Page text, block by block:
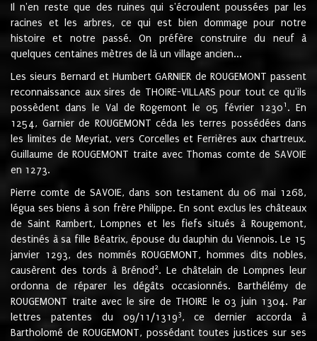
Il n'en reste que des ruines qui s'écroulent poussées par les
racines et les arbres, ce qui est bien dommage pour notre
histoire et notre passé. On préfère construire du neuf à
quelques centaines mètres de là un village ancien...
Les sieurs Bernard et Humbert GARNIER de ROUGEMONT passent
reconnaissance aux sires de THOIRE-VILLARS pour tout ce qu'ils
possèdent dans le Val de Rogemont le 05 février 12301 . En
1254, Garnier de ROUGEMONT céda les terres possédées dans
les limites de Meyriat, vers Corcelles et Ferrières aux chartreux.
Guillaume de ROUGEMONT traite avec Thomas comte de SAVOIE
en 1273.
Pierre comte de SAVOIE, dans son testament du 06 mai 1268,
légua ses biens à son frère Philippe. En sont exclus les châteaux
de Saint Rambert, Lompnes et les fiefs situés à Rougemont,
destinés à sa fille Béatrix, épouse du dauphin du Viennois. Le 15
janvier 1293, des nommés ROUGEMONT, hommes dits nobles,
causèrent des tords à Brénod 2. Le châtelain de Lompnes leur
ordonna de réparer les dégâts occasionnés. Barthélémy de
ROUGEMONT traite avec le sire de THOIRE le 03 juin 1304. Par
lettres patentes du 09/11/13193, ce dernier accorda à
Bartholomé de ROUGEMONT, possédant toutes justices sur ses